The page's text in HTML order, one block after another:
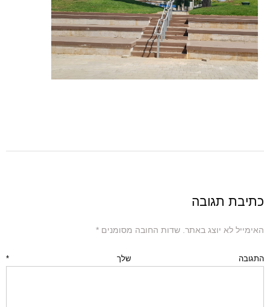
כתיבת תגובה
האימייל לא יוצג באתר. שדות החובה מסומנים *
התגובה שלך *